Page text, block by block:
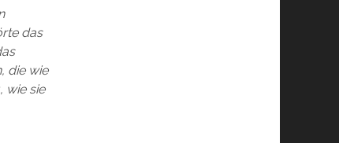
das
die wie
wie sie